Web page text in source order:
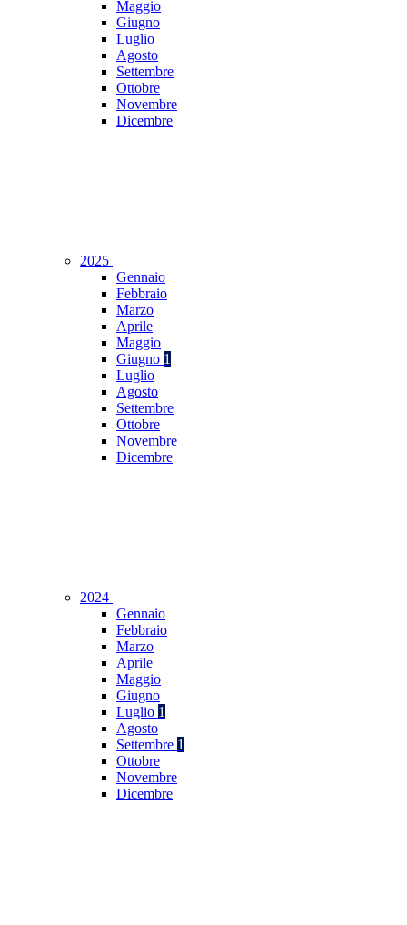
Maggio
Giugno
Luglio
Agosto
Settembre
Ottobre
Novembre
Dicembre
2025
Gennaio
Febbraio
Marzo
Aprile
Maggio
Giugno 1
Luglio
Agosto
Settembre
Ottobre
Novembre
Dicembre
2024
Gennaio
Febbraio
Marzo
Aprile
Maggio
Giugno
Luglio 1
Agosto
Settembre 1
Ottobre
Novembre
Dicembre